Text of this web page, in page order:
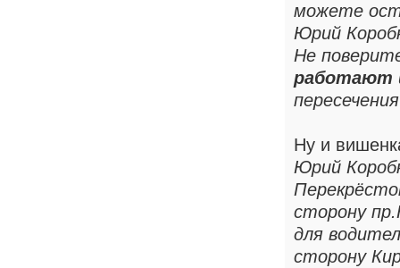
можете
Юрий
Не
работают
Ну и
Юрий
сторону
для
сторону